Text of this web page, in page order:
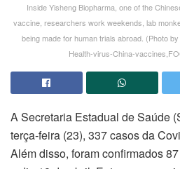
Inside Yisheng Biopharma, one of the
vaccine, researchers work weekends, lab
being made for human trials abroad. (Photo
Health-virus-China-
A Secretaria Estadual de Saúde
terça-feira (23), 337 casos da
Além disso, foram confirmados